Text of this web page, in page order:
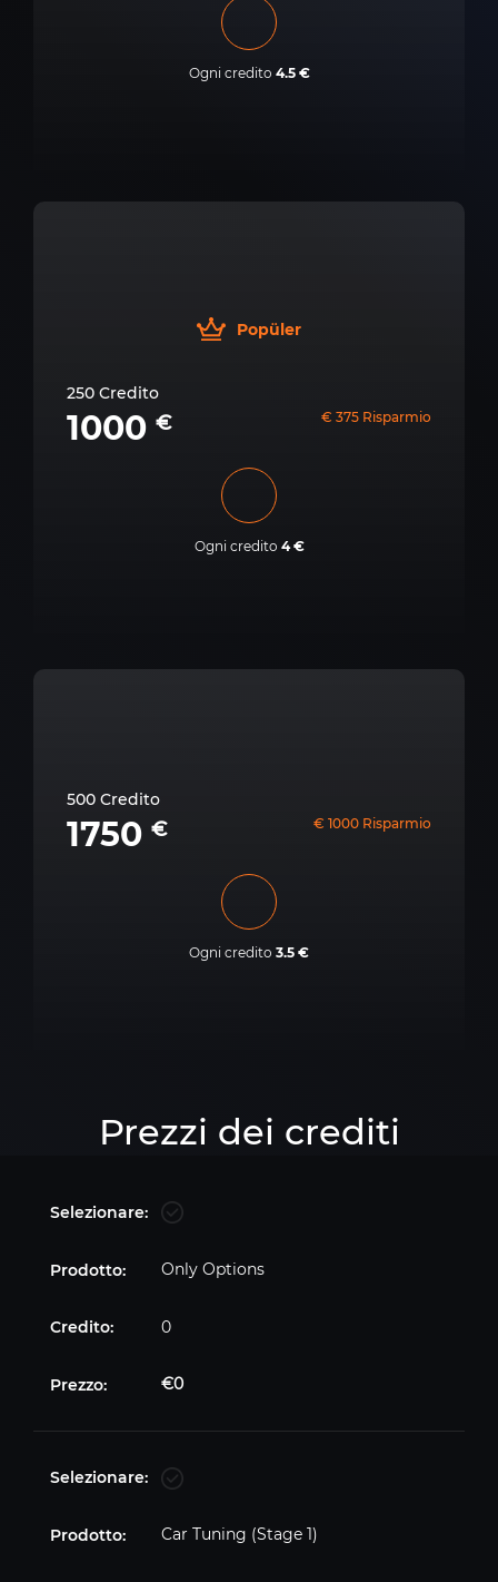
Ogni credito 4.5 €
Popüler
250 Credito
1000 € € 375 Risparmio
Ogni credito 4 €
500 Credito
1750 € € 1000 Risparmio
Ogni credito 3.5 €
Prezzi dei crediti
Only Options
0
€0
Car Tuning (Stage 1)